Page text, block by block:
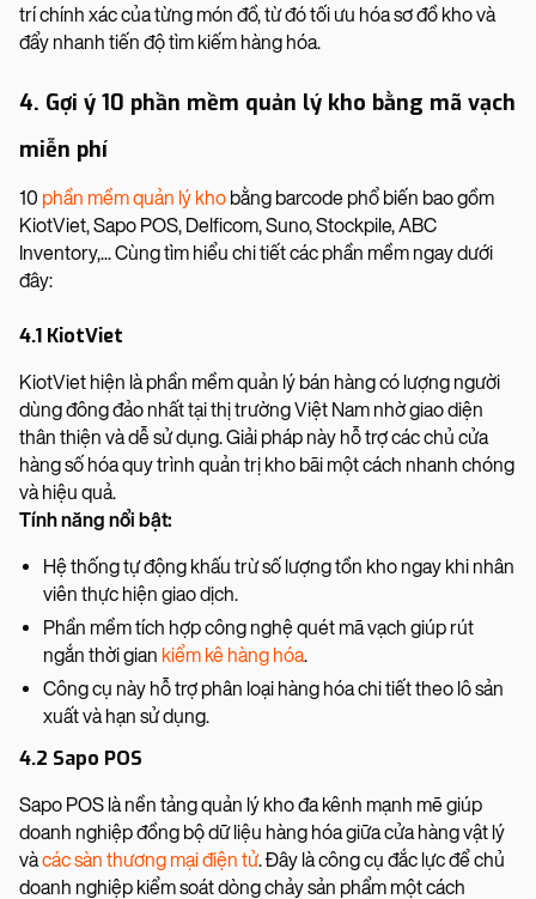
trí chính xác của từng món đồ, từ đó tối ưu hóa sơ đồ kho và
đẩy nhanh tiến độ tìm kiếm hàng hóa.
4. Gợi ý 10 phần mềm quản lý kho bằng mã vạch
miễn phí
10 phần mềm quản lý kho bằng barcode phổ biến bao gồm
KiotViet, Sapo POS, Delficom, Suno, Stockpile, ABC
Inventory,... Cùng tìm hiểu chi tiết các phần mềm ngay dưới
đây:
4.1 KiotViet
KiotViet hiện là phần mềm quản lý bán hàng có lượng người
dùng đông đảo nhất tại thị trường Việt Nam nhờ giao diện
thân thiện và dễ sử dụng. Giải pháp này hỗ trợ các chủ cửa
hàng số hóa quy trình quản trị kho bãi một cách nhanh chóng
và hiệu quả.
Tính năng nổi bật:
Hệ thống tự động khấu trừ số lượng tồn kho ngay khi nhân
viên thực hiện giao dịch.
Phần mềm tích hợp công nghệ quét mã vạch giúp rút
ngắn thời gian kiểm kê hàng hóa.
Công cụ này hỗ trợ phân loại hàng hóa chi tiết theo lô sản
xuất và hạn sử dụng.
4.2 Sapo POS
Sapo POS là nền tảng quản lý kho đa kênh mạnh mẽ giúp
doanh nghiệp đồng bộ dữ liệu hàng hóa giữa cửa hàng vật lý
vàcác sàn thương mại điện tử. Đây là công cụ đắc lực để chủ
doanh nghiệp kiểm soát dòng chảy sản phẩm một cách